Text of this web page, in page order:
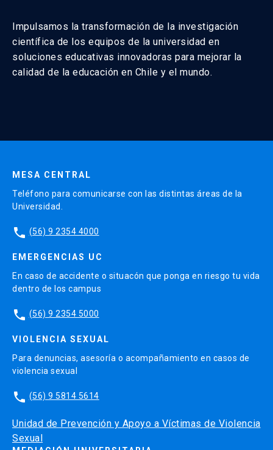
Impulsamos la transformación de la investigación
científica de los equipos de la universidad en
soluciones educativas innovadoras para mejorar la
calidad de la educación en Chile y el mundo.
MESA CENTRAL
Teléfono para comunicarse con las distintas áreas de la
Universidad.
phone (56) 9 2354 4000
EMERGENCIAS UC
En caso de accidente o situacón que ponga en riesgo tu vida
dentro de los campus
phone (56) 9 2354 5000
VIOLENCIA SEXUAL
Para denuncias, asesoría o acompañamiento en casos de
violencia sexual
phone (56) 9 5814 5614
Unidad de Prevención y Apoyo a Víctimas de Violencia
Sexual